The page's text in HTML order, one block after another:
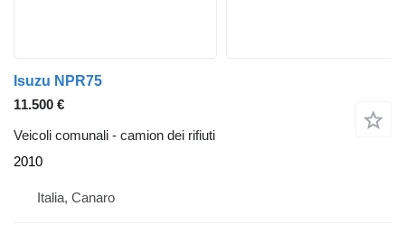
Isuzu NPR75
11.500 €
Veicoli comunali - camion dei rifiuti
2010
Italia, Canaro